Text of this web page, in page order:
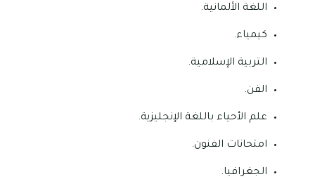
اللغة الألمانية.
كيمياء.
التربية الإسلامية.
الفن.
علم الأحياء باللغة الإنجليزية.
امتحانات الفنون.
الجغرافيا.